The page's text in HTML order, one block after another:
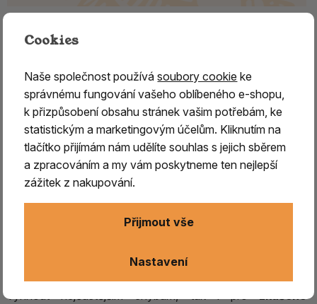
Jak správně pracovat s kyvadlem
Giessinga
Werner Giessingje zkušenýpraktik a lektor práce s
kyvadlem,který ve své knizeJak správně pracovat s
kyvadlem
předává dlouholeté zkušenostis touto
tradiční metodou.
výběru vhodného kyvadla podle materiálu, tvaru a
správné držení kyvadla
Publikace je vhodná jak prozačátečníky, kteří se chtějí
vyhnout nejčastějším chybám, tak i prozkušené
Cookies
Naše společnost používásoubory cookie ke
správnému fungování vašeho oblíbeného e-shopu,
k přizpůsobení obsahu stránek vašim potřebám, ke
statistickým a marketingovým účelům. Kliknutím na
tlačítko přijímám nám udělíte souhlas s jejich sběrem
a zpracováním a my vám poskytneme ten nejlepší
zážitek z nakupování.
Nastavení
Přijmout vše